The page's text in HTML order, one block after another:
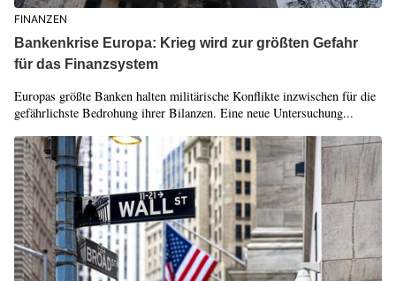
FINANZEN
Bankenkrise Europa: Krieg wird zur größten Gefahr
für das Finanzsystem
Europas größte Banken halten militärische Konflikte inzwischen für die
gefährlichste Bedrohung ihrer Bilanzen. Eine neue Untersuchung...